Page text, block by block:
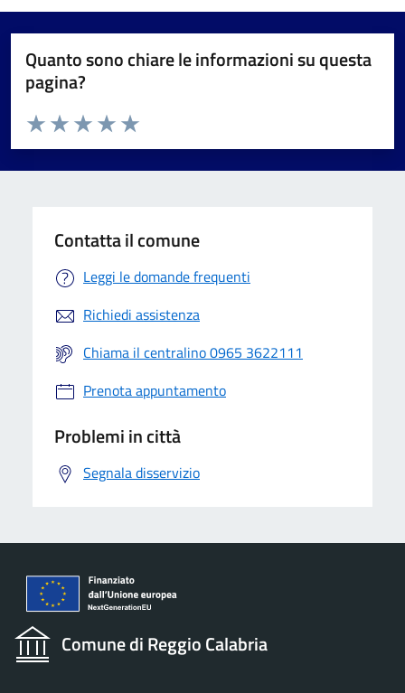
Quanto sono chiare le informazioni su questa
pagina?
Valuta da 1 a 5 stelle la pagina
Valuta 5 stelle su 5
Valuta 4 stelle su 5
Valuta 3 stelle su 5
Valuta 2 stelle su 5
Valuta 1 stelle su 5
Contatta il comune
Leggi le domande frequenti
Richiedi assistenza
Chiama il centralino 0965 3622111
Prenota appuntamento
Problemi in città
Segnala disservizio
Comune di Reggio Calabria